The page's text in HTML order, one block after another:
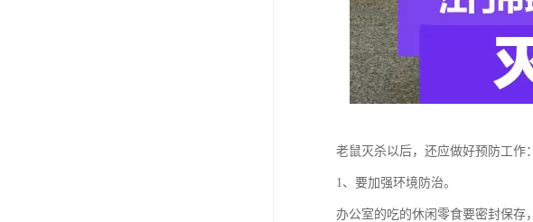
老鼠灭杀以后，还应做好预防工作：
1、要加强环境防治。
办公室的吃的休闲零食要密封保存